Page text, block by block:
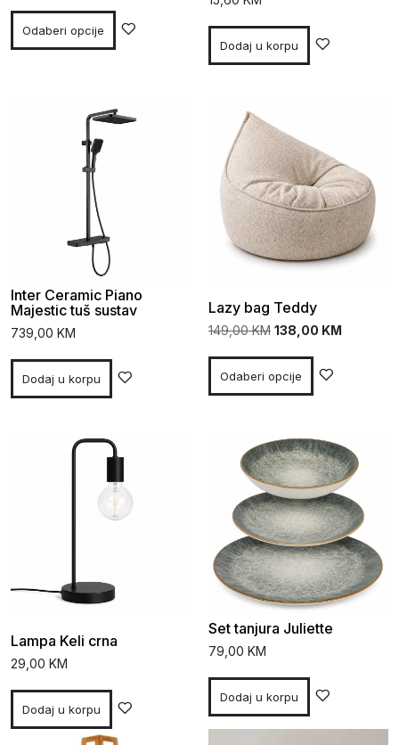
Odaberi opcije
Dodaj u korpu
Inter Ceramic Piano
Majestic tuš sustav
739,00 KM
Dodaj u korpu
Lazy bag Teddy
149,00KM 138,00 KM
Odaberi opcije
Lampa Keli crna
29,00 KM
Dodaj u korpu
Set tanjura Juliette
79,00 KM
Dodaj u korpu